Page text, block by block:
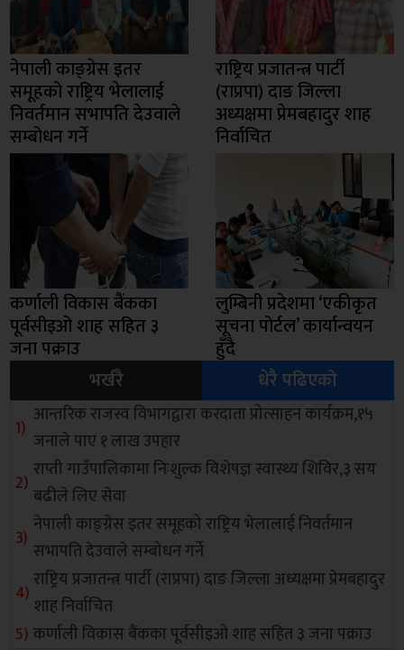
नेपाली काङ्ग्रेस इतर
समूहको राष्ट्रिय भेलालाई
निवर्तमान सभापति देउवाले
सम्बोधन गर्ने
राष्ट्रिय प्रजातन्त्र पार्टी
(राप्रपा) दाङ जिल्ला
अध्यक्षमा प्रेमबहादुर शाह
निर्वाचित
कर्णाली विकास बैंकका
पूर्वसीइओ शाह सहित ३
जना पक्राउ
लुम्बिनी प्रदेशमा ‘एकीकृत
सूचना पोर्टल’ कार्यान्वयन
हुँदै
भर्खरै
धेरै पढिएको
आन्तरिक राजस्व विभागद्वारा करदाता प्रोत्साहन कार्यक्रम,१५
जनाले पाए १ लाख उपहार
राप्ती गाउँपालिकामा निःशुल्क विशेषज्ञ स्वास्थ्य शिविर,३ सय
बढीले लिए सेवा
नेपाली काङ्ग्रेस इतर समूहको राष्ट्रिय भेलालाई निवर्तमान
सभापति देउवाले सम्बोधन गर्ने
राष्ट्रिय प्रजातन्त्र पार्टी (राप्रपा) दाङ जिल्ला अध्यक्षमा प्रेमबहादुर
शाह निर्वाचित
कर्णाली विकास बैंकका पूर्वसीइओ शाह सहित ३ जना पक्राउ